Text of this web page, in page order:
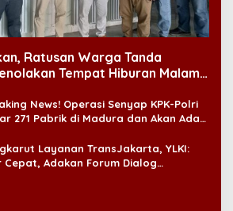
Ratusan Warga Tanda
Tempat Hiburan Malam
News! Operasi Senyap KPK-Polri
271 Pabrik di Madura dan Akan Ada
Layanan TransJakarta, YLKI:
Cepat, Adakan Forum Dialog